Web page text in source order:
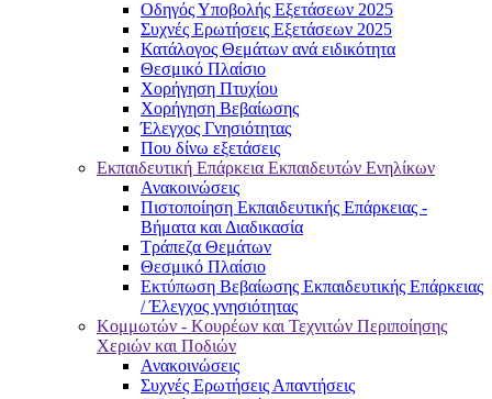
Οδηγός Υποβολής Εξετάσεων 2025
Συχνές Ερωτήσεις Εξετάσεων 2025
Κατάλογος Θεμάτων ανά ειδικότητα
Θεσμικό Πλαίσιο
Χορήγηση Πτυχίου
Χορήγηση Βεβαίωσης
Έλεγχος Γνησιότητας
Που δίνω εξετάσεις
Εκπαιδευτική Επάρκεια Εκπαιδευτών Ενηλίκων
Ανακοινώσεις
Πιστοποίηση Εκπαιδευτικής Επάρκειας -
Βήματα και Διαδικασία
Τράπεζα Θεμάτων
Θεσμικό Πλαίσιο
Εκτύπωση Βεβαίωσης Εκπαιδευτικής Επάρκειας
/ Έλεγχος γνησιότητας
Κομμωτών - Κουρέων και Τεχνιτών Περιποίησης
Χεριών και Ποδιών
Ανακοινώσεις
Συχνές Ερωτήσεις Απαντήσεις